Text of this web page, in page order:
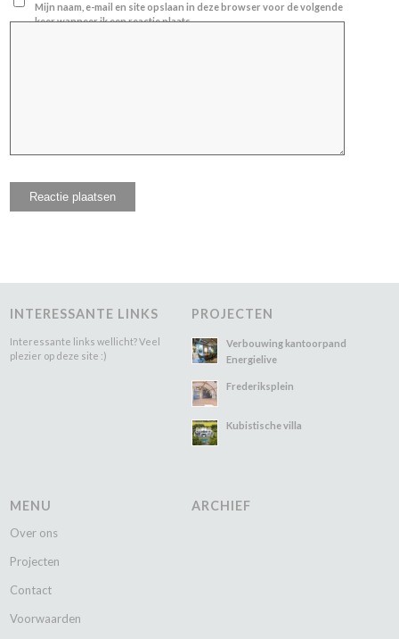
Mijn naam, e-mail en site opslaan in deze browser voor de volgende
keer wanneer ik een reactie plaats.
INTERESSANTE LINKS
Interessante links wellicht? Veel
plezier op deze site :)
PROJECTEN
Verbouwing kantoorpand
Energielive
Frederiksplein
Kubistische villa
MENU
Over ons
Projecten
Contact
Voorwaarden
ARCHIEF